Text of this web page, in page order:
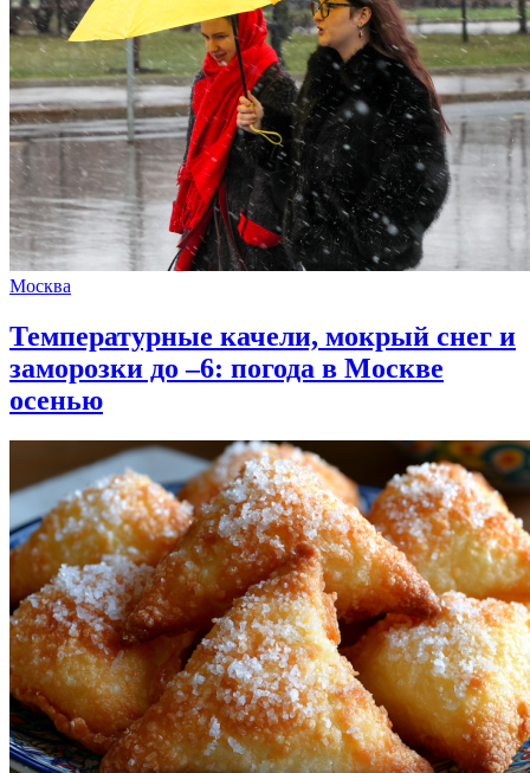
Москва
Температурные качели, мокрый снег и
заморозки до –6: погода в Москве
осенью